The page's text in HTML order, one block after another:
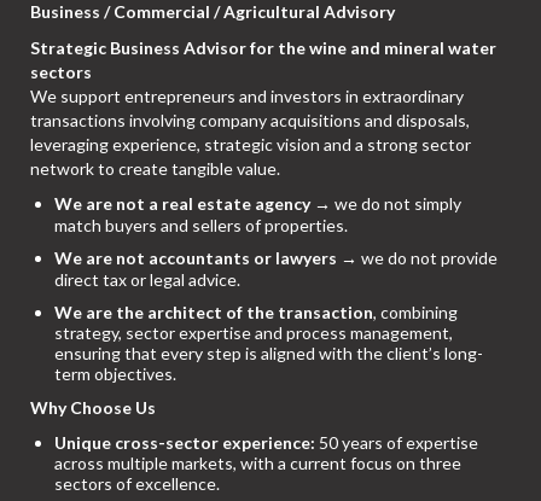
Business / Commercial / Agricultural Advisory
Strategic Business Advisor for the wine and mineral water
sectors
We support entrepreneurs and investors in extraordinary
transactions involving company acquisitions and disposals,
leveraging experience, strategic vision and a strong sector
network to create tangible value.
We are not a real estate agency→ we do not simply
match buyers and sellers of properties.
We are not accountants or lawyers → we do not provide
direct tax or legal advice.
We are the architect of the transaction, combining
strategy, sector expertise and process management,
ensuring that every step is aligned with the client’s long-
term objectives.
Why Choose Us
Unique cross-sector experience: 50 years of expertise
across multiple markets, with a current focus on three
sectors of excellence.